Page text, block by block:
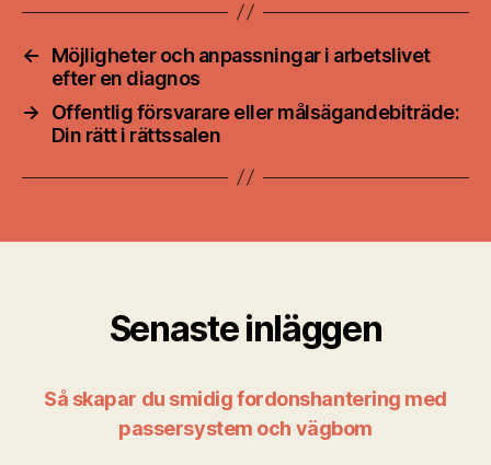
←
Möjligheter och anpassningar i arbetslivet
efter en diagnos
→
Offentlig försvarare eller målsägandebiträde:
Din rätt i rättssalen
Senaste inläggen
Så skapar du smidig fordonshantering med
passersystem och vägbom